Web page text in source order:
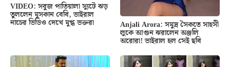
VIDEO: সবুজ পাতিয়ালা স্যুটে ঝড়
তুললেন মুসকান বেবি, ভাইরাল
নাচের ভিডিও দেখে মুগ্ধ ভক্তরা Anjali Arora: সমুদ্র সৈকতে সাহসী
লুকে আগুন ঝরালেন অঞ্জলি
অরোরা! ভাইরাল হল সেই ছবি